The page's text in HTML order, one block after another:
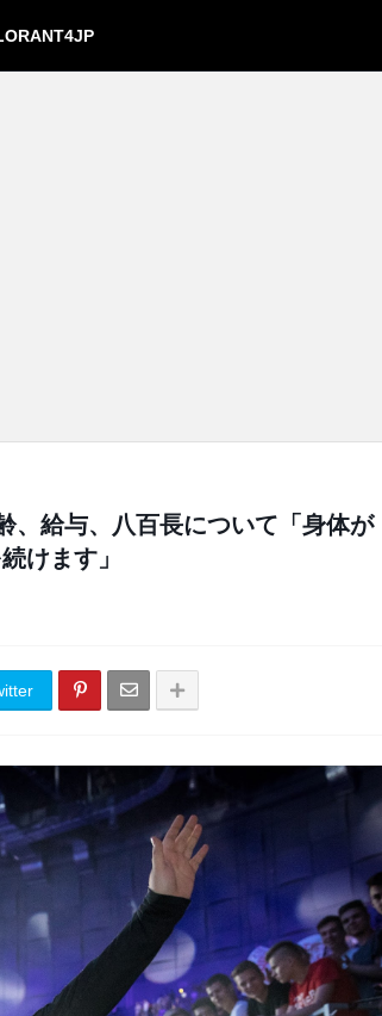
、給与、八百長について「身体が
けます」